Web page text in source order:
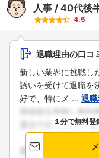
人事 40代後
4.5
退職理由の口コ
新しい業界に挑戦し
誘いを受けて退職を
好で、特にメ ... 退
１分で無料